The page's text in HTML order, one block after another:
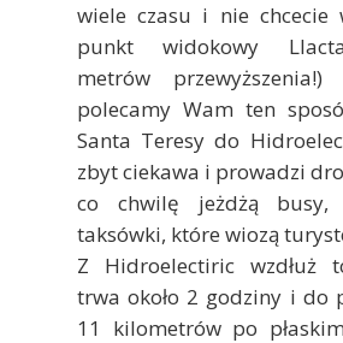
wiele czasu i nie chcecie
punkt widokowy
metrów
polecamy Wam ten
Santa Teresy do
zbyt ciekawa i prowadzi
co chwilę jeżdżą busy,
taksówki, które wiozą
Z Hidroelectiric wzdłuż
trwa około 2 godziny i do
11 kilometrów po